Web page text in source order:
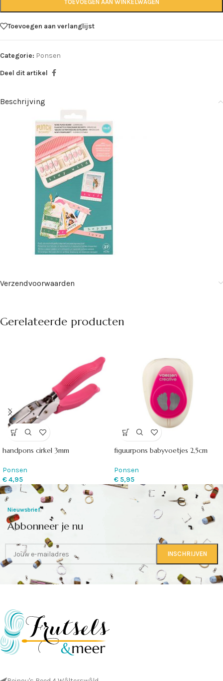
TOEVOEGEN AAN WINKELWAGEN
Toevoegen aan verlanglijst
Categorie: Ponsen
Deel dit artikel
Beschrijving
Verzendvoorwaarden
Gerelateerde producten
handpons cirkel 3mm
Ponsen
€4,95
figuurpons babyvoetjes 2,5cm
Ponsen
€ 5,95
Nieuwsbrief
Abbonneer je nu